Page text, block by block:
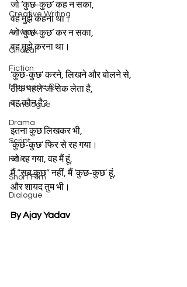
Creative Writing
Artwork
Ghazal
Fiction
Magazine QR
Monologue
Drama
Script
Haiku
Short Film
Dialogue
जो ‘कुछ-कुछ’ कह न सका,
वह मुझे कहना था।
जो ‘कुछ-कुछ’ कर न सका,
वह मुझे करना था।
‘कुछ-कुछ’ करने, लिखने और बोलने से,
ठीक पहले जो रोक लेता है,
वह कौन है?
इतना कुछ लिखकर भी,
‘कुछ-कुछ’ फिर से रह गया।
जो रह गया, वह मैं हूं,
मैं “सब कुछ” नहीं, मैं ‘कुछ-कुछ’ हूं,
और शायद तुम भी।
By Ajay Yadav